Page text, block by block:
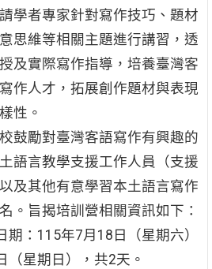
學者專家針對寫作技巧、題材
思維等相關主題進行講習，透
及實際寫作指導，培養臺灣客
作人才，拓展創作題材與表現
性。
鼓勵對臺灣客語寫作有興趣的
語言教學支援工作人員（支援
及其他有意學習本土語言寫作
。旨揭培訓營相關資訊如下：
期：115年7月18日（星期六）
（星期日），共2天。